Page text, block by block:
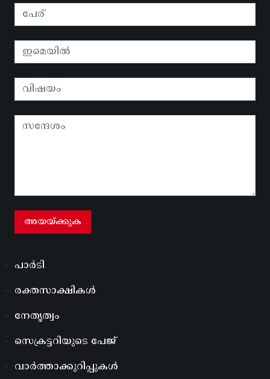
പാർടി
രക്തസാക്ഷികൾ
നേതൃത്വം
സെക്രട്ടറിയുടെ പേജ്
വാർത്താക്കുറിപ്പുകൾ